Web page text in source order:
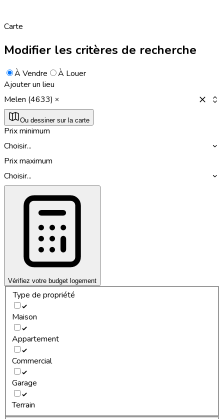
Carte
Modifier les critères de recherche
À Vendre
À Louer
Ajouter un lieu
Melen (4633)
Ou dessiner sur la carte
Prix minimum
Choisir...
Prix maximum
Choisir...
Vérifiez votre budget logement
Type de propriété
Maison
Appartement
Commercial
Garage
Terrain